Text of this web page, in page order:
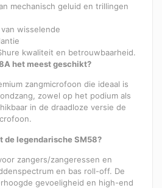
mechanisch geluid en trillingen
wisselende
kwaliteit en betrouwbaarheid.
het meest geschikt?
zangmicrofoon die ideaal is
zowel op het podium als
in de draadloze versie de
de legendarische SM58?
zangers/zangeressen en
en bas roll-off. De
gevoeligheid en high-end